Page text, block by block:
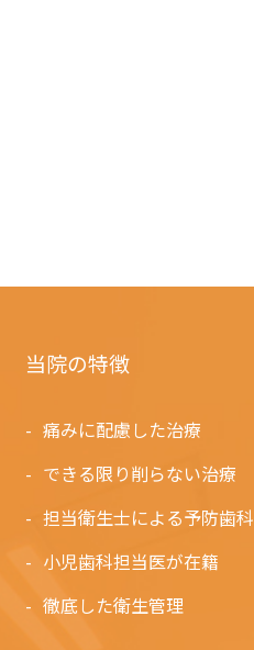
当院の特徴
痛みに配慮した治療
できる限り削らない治療
担当衛生士による予防歯科
小児歯科担当医が在籍
徹底した衛生管理